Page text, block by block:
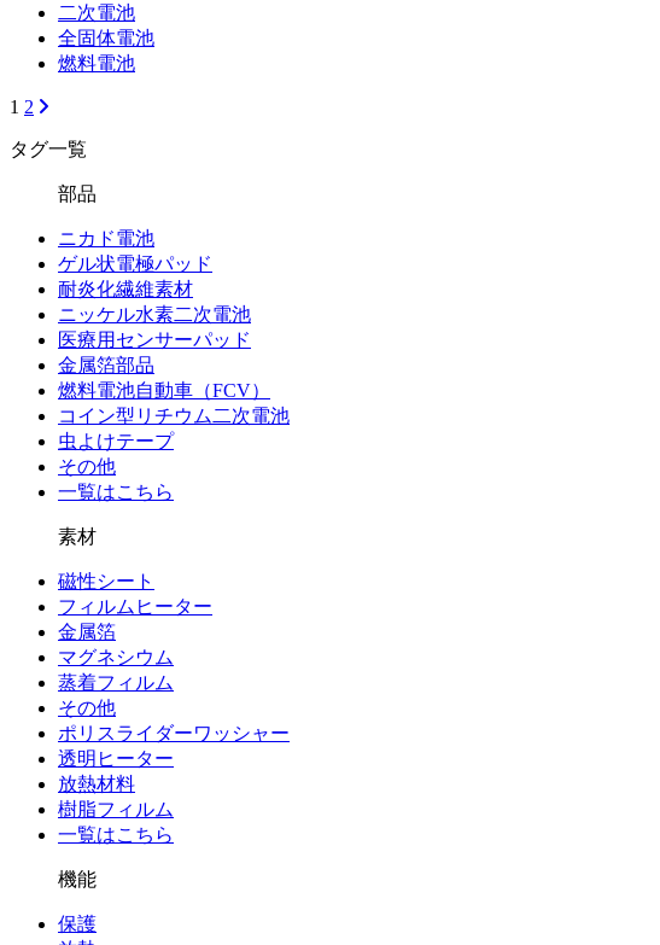
二次電池
全固体電池
燃料電池
1 2
タグ一覧
部品
ニカド電池
ゲル状電極パッド
耐炎化繊維素材
ニッケル水素二次電池
医療用センサーパッド
金属箔部品
燃料電池自動車（FCV）
コイン型リチウム二次電池
虫よけテープ
その他
一覧はこちら
素材
磁性シート
フィルムヒーター
金属箔
マグネシウム
蒸着フィルム
その他
ポリスライダーワッシャー
透明ヒーター
放熱材料
樹脂フィルム
一覧はこちら
機能
保護